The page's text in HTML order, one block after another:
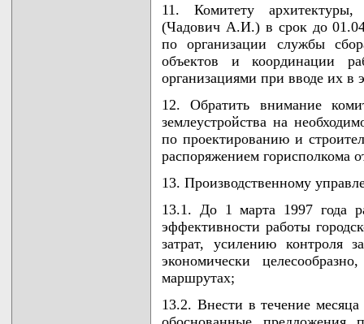
11. Комитету архитектуры,
(Чадович А.И.) в срок до
по организации службы
объектов и координации
организациями при вводе их в
12. Обратить внимание
землеустройства на
по проектированию и
распоряжением горисполкома
13. Производственному
13.1. До 1 марта 1997 года
эффективности работы
затрат, усилению контроля
экономически
маршрутах;
13.2. Внести в течение